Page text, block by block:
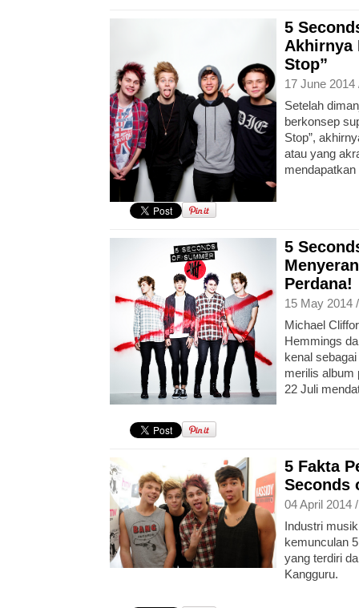
5
Akhirnya
Stop”
17 June
Setelah
berkonsep
Stop”,
atau yang
5
Perdana!
15 May 2014
Michael
Hemmings
kenal
merilis album
22 Juli
5 Fakta
Seconds
04 April 2014
Industri
kemunculan
yang terdiri
Kangguru.